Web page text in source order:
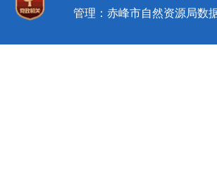
管理：赤峰市自然资源局数